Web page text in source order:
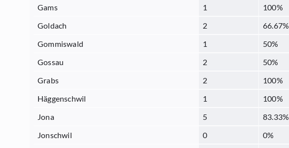
Gams
1 100%
Goldach
2 66.67%
Gommiswald
1 50%
Gossau
2 50%
Grabs
2 100%
Häggenschwil
1 100%
Jona
5 83.33%
Jonschwil
0 0%